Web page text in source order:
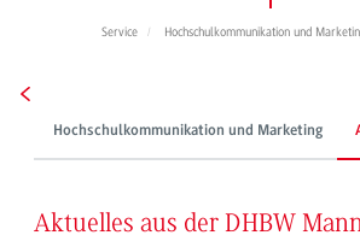
Service Hochschulkommunikation und
Hochschulkommunikation und Marketing
Aktuelles aus der DHBW